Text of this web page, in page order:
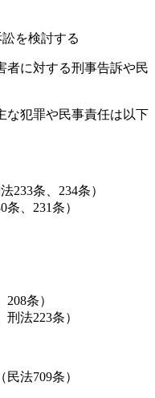
を検討する
者に対する刑事告訴や民
な犯罪や民事責任は以下
233条、234条）
、231条）
条）
法223条）
法709条）